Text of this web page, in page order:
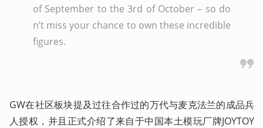
of September to the 3rd of October – so do
n’t miss your chance to own these incredible
figures.
GW在社区板块提及过往合作过的万代与麦克法兰的成品兵
人授权，并且正式介绍了来自于中国本土模玩厂牌JOYTOY